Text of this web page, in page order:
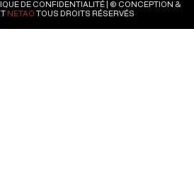
DE CONFIDENTIALITÉ| © CONCEPTION &
NETAO TOUS DROITS RÉSERVÉS